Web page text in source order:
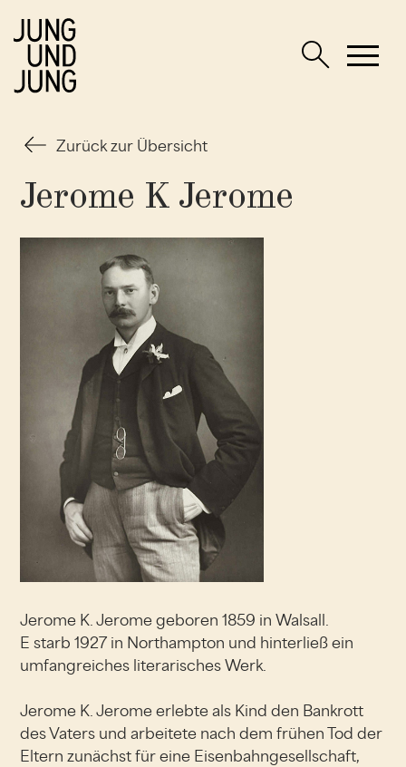
Zurück zur Übersicht
Jerome K Jerome
Jerome K. Jerome geboren 1859 in Walsall.
E starb 1927 in Northampton und hinterließ ein
umfangreiches literarisches Werk.
Jerome K. Jerome erlebte als Kind den Bankrott
des Vaters und arbeitete nach dem frühen Tod der
Eltern zunächst für eine Eisenbahngesellschaft,